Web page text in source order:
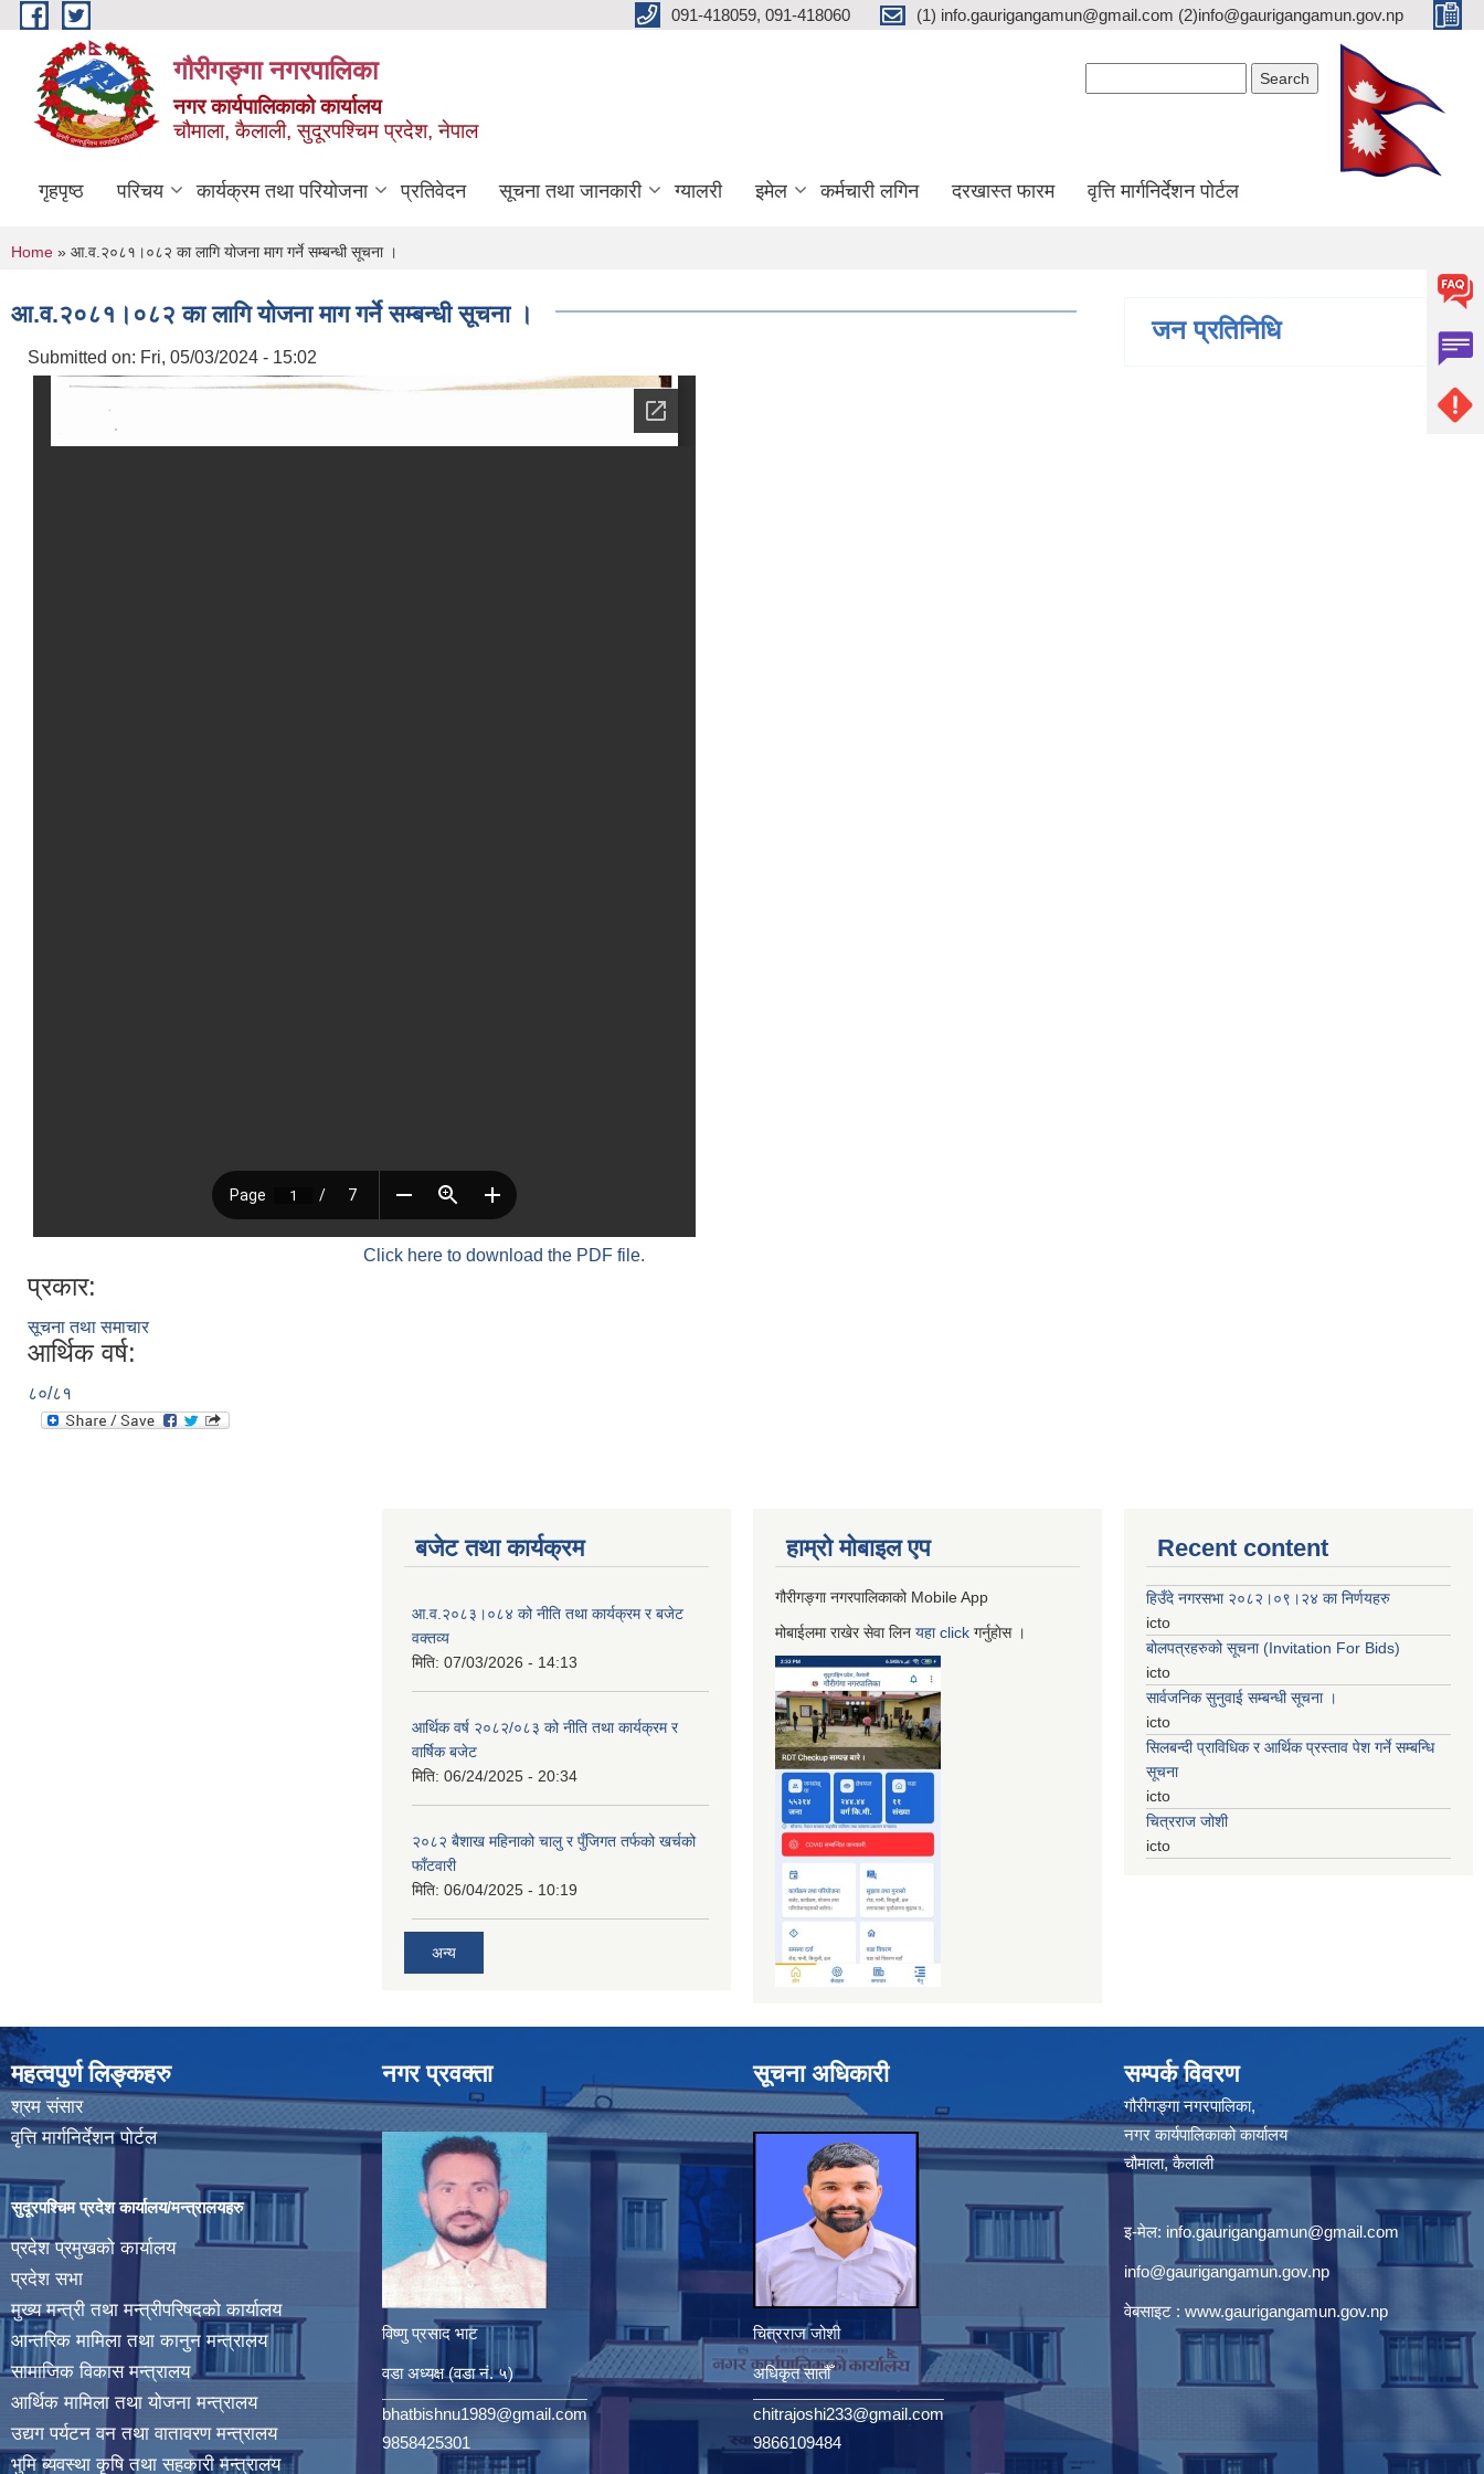
Skip to main content 091-418059, 091-418060 (1) info.gaurigangamun@gmail.com (2)info@gaurigangamun.gov.np
गौरीगङ्गा नगरपालिका
नगर कार्यपालिकाको कार्यालय
चौमाला, कैलाली, सुदूरपश्चिम प्रदेश, नेपाल
गृहपृष्ठ परिचय कार्यक्रम तथा परियोजना प्रतिवेदन सूचना तथा जानकारी ग्यालरी इमेल कर्मचारी लगिन दरखास्त फारम वृत्ति मार्गनिर्देशन पोर्टल
You are here
Home » आ.व.२०८१।०८२ का लागि योजना माग गर्ने सम्बन्धी सूचना ।
आ.व.२०८१।०८२ का लागि योजना माग गर्ने सम्बन्धी सूचना ।
Submitted on: Fri, 05/03/2024 - 15:02
Click here to download the PDF file.
प्रकार:
सूचना तथा समाचार
आर्थिक वर्ष:
८०/८१
जन प्रतिनिधि
बजेट तथा कार्यक्रम
आ.व.२०८३।०८४ को नीति तथा कार्यक्रम र बजेट
वक्तव्य
मिति: 07/03/2026 - 14:13
आर्थिक वर्ष २०८२/०८३ को नीति तथा कार्यक्रम र
वार्षिक बजेट
मिति: 06/24/2025 - 20:34
२०८२ बैशाख महिनाको चालु र पुँजिगत तर्फको खर्चको
फाँटवारी
मिति: 06/04/2025 - 10:19
अन्य
हाम्रो माेबाइल एप
गौरीगङ्गा नगरपालिकाको Mobile App
मोबाईलमा राखेर सेवा लिन यहाclick गर्नुहाेस ।
Recent content
हिउँदे नगरसभा २०८२।०९।२४ का निर्णयहरु
icto
बोलपत्रहरुको सूचना (Invitation For Bids)
icto
सार्वजनिक सुनुवाई सम्बन्धी सूचना ।
icto
सिलबन्दी प्राविधिक र आर्थिक प्रस्ताव पेश गर्ने सम्बन्धि
सूचना
icto
चित्रराज जोशी
icto
महत्वपुर्ण लिङ्कहरु
श्रम संसार
वृत्ति मार्गनिर्देशन पोर्टल
सुदूरपश्चिम प्रदेश कार्यालय/मन्त्रालयहरु
प्रदेश प्रमुखको कार्यालय
प्रदेश सभा
मुख्य मन्त्री तथा मन्त्रीपरिषदको कार्यालय
आन्तरिक मामिला तथा कानुन मन्त्रालय
सामाजिक विकास मन्त्रालय
आर्थिक मामिला तथा योजना मन्त्रालय
उद्यग पर्यटन वन तथा वातावरण मन्त्रालय
भुमि ब्यवस्था कृषि तथा सहकारी मन्त्रालय
नगर प्रवक्ता
विष्णु प्रसाद भाट
वडा अध्यक्ष (वडा नं. ५)
bhatbishnu1989@gmail.com
9858425301
सूचना अधिकारी
चित्रराज जोशी
अधिकृत सातौँ
chitrajoshi233@gmail.com
9866109484
सम्पर्क विवरण
गौरीगङ्गा नगरपालिका,
नगर कार्यपालिकाको कार्यालय
चौमाला, कैलाली
इ-मेल: info.gaurigangamun@gmail.com
info@gaurigangamun.gov.np
वेबसाइट : www.gaurigangamun.gov.np